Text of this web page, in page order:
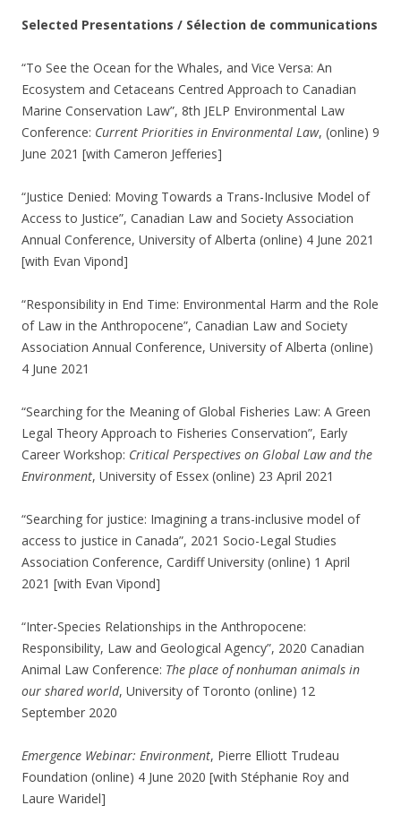
Selected Presentations / Sélection de communications
“To See the Ocean for the Whales, and Vice Versa: An
Ecosystem and Cetaceans Centred Approach to Canadian
Marine Conservation Law”, 8th JELP Environmental Law
Conference: Current Priorities in Environmental Law, (online) 9
June 2021 [with Cameron Jefferies]
“Justice Denied: Moving Towards a Trans-Inclusive Model of
Access to Justice”, Canadian Law and Society Association
Annual Conference, University of Alberta (online) 4 June 2021
[with Evan Vipond]
“Responsibility in End Time: Environmental Harm and the Role
of Law in the Anthropocene”, Canadian Law and Society
Association Annual Conference, University of Alberta (online)
4 June 2021
“Searching for the Meaning of Global Fisheries Law: A Green
Legal Theory Approach to Fisheries Conservation”, Early
Career Workshop: Critical Perspectives on Global Law and the
Environment, University of Essex (online) 23 April 2021
“Searching for justice: Imagining a trans-inclusive model of
access to justice in Canada”, 2021 Socio-Legal Studies
Association Conference, Cardiff University (online) 1 April
2021 [with Evan Vipond]
“Inter-Species Relationships in the Anthropocene:
Responsibility, Law and Geological Agency”, 2020 Canadian
Animal Law Conference: The place of nonhuman animals in
our shared world, University of Toronto (online) 12
September 2020
Emergence Webinar: Environment, Pierre Elliott Trudeau
Foundation (online) 4 June 2020 [with Stéphanie Roy and
Laure Waridel]